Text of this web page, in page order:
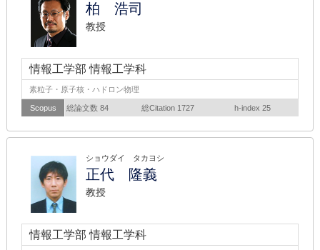
柏 浩司
教授
情報工学部 情報工学科
素粒子・原子核・ハドロン物理
Scopus 総論文数 84 総Citation 1727 h-index 25
ショウダイ タカヨシ
正代 隆義
教授
情報工学部 情報工学科